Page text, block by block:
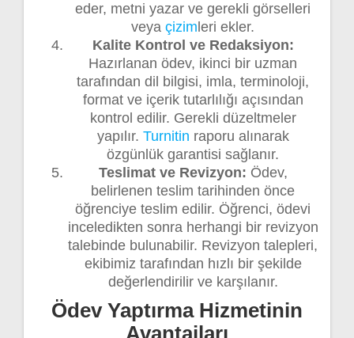
eder, metni yazar ve gerekli görselleri
veya çizim leri ekler.
Kalite Kontrol ve Redaksiyon:
Hazırlanan ödev, ikinci bir uzman
tarafından dil bilgisi, imla, terminoloji,
format ve içerik tutarlılığı açısından
kontrol edilir. Gerekli düzeltmeler
yapılır. Turnitin raporu alınarak
özgünlük garantisi sağlanır.
Teslimat ve Revizyon: Ödev,
belirlenen teslim tarihinden önce
öğrenciye teslim edilir. Öğrenci, ödevi
inceledikten sonra herhangi bir revizyon
talebinde bulunabilir. Revizyon talepleri,
ekibimiz tarafından hızlı bir şekilde
değerlendirilir ve karşılanır.
Ödev Yaptırma Hizmetinin
Avantajları